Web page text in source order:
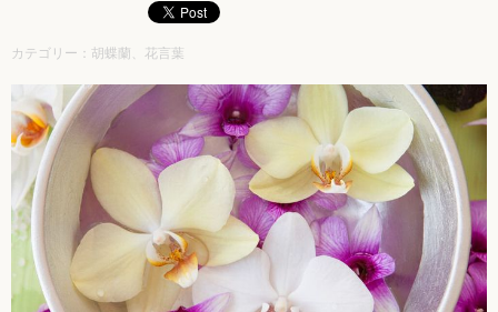
カテゴリー：胡蝶蘭、花言葉